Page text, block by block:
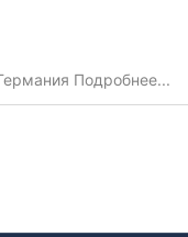
Подробнее...